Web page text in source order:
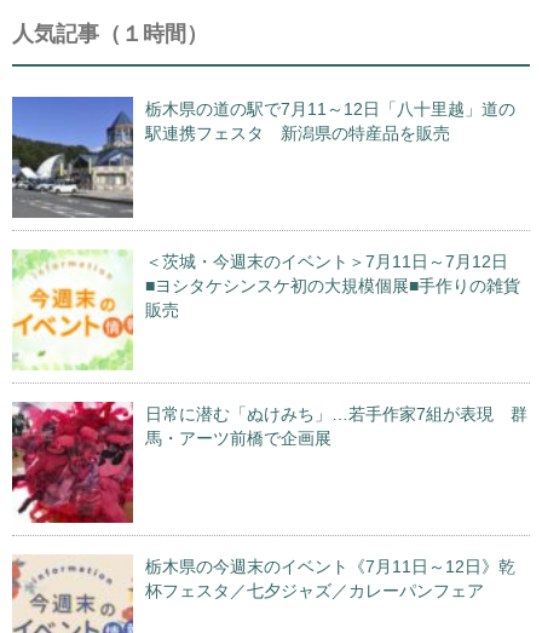
人気記事（１時間）
栃木県の道の駅で7月11～12日「八十里越」道の
駅連携フェスタ 新潟県の特産品を販売
＜茨城・今週末のイベント＞7月11日～7月12日
■ヨシタケシンスケ初の大規模個展■手作りの雑貨
販売
日常に潜む「ぬけみち」…若手作家7組が表現 群
馬・アーツ前橋で企画展
栃木県の今週末のイベント《7月11日～12日》乾
杯フェスタ／七夕ジャズ／カレーパンフェア